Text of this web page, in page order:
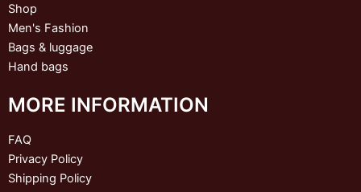
Shop
Men's Fashion
Bags & luggage
Hand bags
MORE INFORMATION
FAQ
Privacy Policy
Shipping Policy